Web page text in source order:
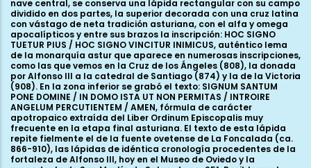
nave central, se conserva una lápida rectangular con su campo
dividido en dos partes, la superior decorada con una cruz latina
con vástago de neta tradición asturiana, con el alfa y omega
apocalípticos y entre sus brazos la inscripción: HOC SIGNO
TUETUR PIUS / HOC SIGNO VINCITUR INIMICUS, auténtico lema
de la monarquía astur que aparece en numerosas inscripciones,
como las que vemos en la Cruz de los Ángeles (808), la donada
por Alfonso III a la catedral de Santiago (874) y la de la Victoria
(908). En la zona inferior se grabó el texto: SIGNUM SANTUM
PONE DOMINE / IN DOMO ISTA UT NON PERMITAS / INTROIRE
ANGELUM PERCUTIENTEM / AMEN, fórmula de carácter
apotropaico extraída del Liber Ordinum Episcopalis muy
frecuente en la etapa final asturiana. El texto de esta lápida
repite fielmente el de la fuente ovetense de La Foncalada (ca.
866-910), las lápidas de idéntica cronología procedentes de la
fortaleza de Alfonso III, hoy en el Museo de Oviedo y la